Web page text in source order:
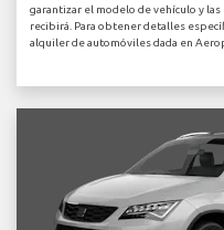
garantizar el modelo de vehículo y las
recibirá. Para obtener detalles
alquiler de automóviles dada en